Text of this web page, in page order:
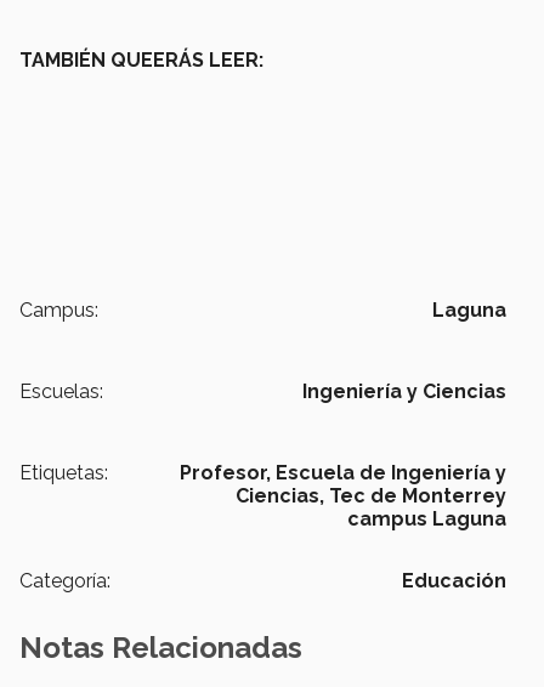
TAMBIÉN QUEERÁS LEER:
Campus: Laguna
Escuelas: Ingeniería y Ciencias
Etiquetas: Profesor, Escuela de Ingeniería y
Ciencias, Tec de Monterrey
campus Laguna
Categoría: Educación
Notas Relacionadas